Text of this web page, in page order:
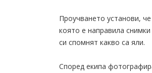
Проучването установи,
която е направила
си спомнят какво са яли.
Според екипа